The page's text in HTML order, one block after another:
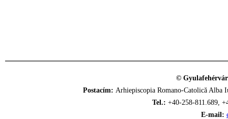
©
Postacím: Arhiepiscopia Romano-Catolică
Tel.: +40-258-811.689,
E-mail: